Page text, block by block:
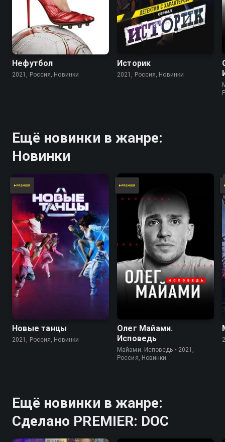
Нефутбол
2021, Россия, Новинки
Историк
2021, Россия, Новинки
Ещё новинки в жанре:
Новинки
Новые танцы
2021, Россия, Новинки
Олег Майами.
Исповедь
Майами. Исповедь • 2021,
Россия, Новинки
Ещё новинки в жанре:
Сделано PREMIER: DOC